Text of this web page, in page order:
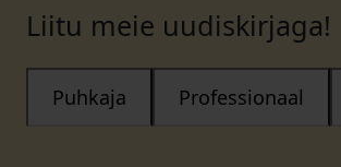
Liitu meie uudiskirjaga!
Puhkaja Professionaal